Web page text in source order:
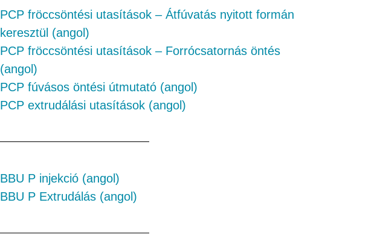
PCP fröccsöntési utasítások – Átfúvatás nyitott formán
keresztül (angol)
PCP fröccsöntési utasítások – Forrócsatornás öntés
(angol)
PCP fúvásos öntési útmutató (angol)
PCP extrudálási utasítások (angol)
BBU P injekció (angol)
BBU P Extrudálás (angol)